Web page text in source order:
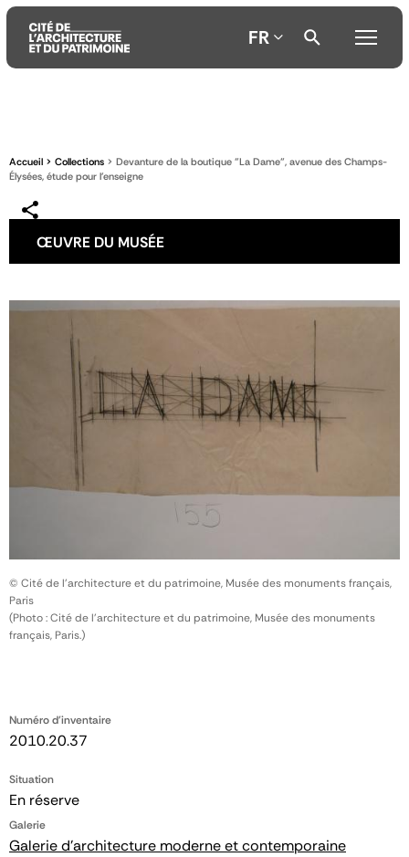
contenu
principal
menu
principal
la
recherche
FR
Accueil Collections
Devanture de la boutique "La Dame", avenue des Champs-
Élysées, étude pour l'enseigne
ŒUVRE DU MUSÉE
Numéro d'inventaire
2010.20.37
Situation
En réserve
Galerie
Galerie d'architecture moderne et contemporaine
© Cité de l'architecture et du patrimoine, Musée des monuments français,
Paris
(Photo : Cité de l'architecture et du patrimoine, Musée des monuments
français, Paris.)